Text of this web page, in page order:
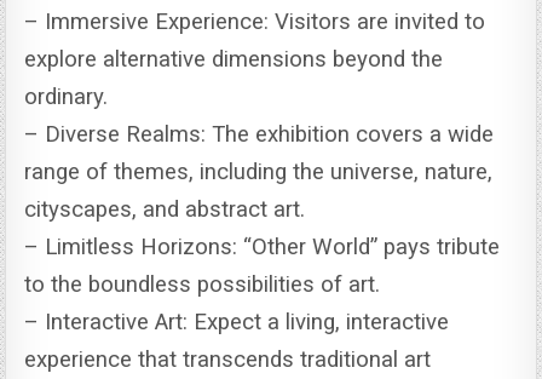
– Immersive Experience: Visitors are invited to
explore alternative dimensions beyond the
ordinary.
– Diverse Realms: The exhibition covers a wide
range of themes, including the universe, nature,
cityscapes, and abstract art.
– Limitless Horizons: “Other World” pays tribute
to the boundless possibilities of art.
– Interactive Art: Expect a living, interactive
experience that transcends traditional art